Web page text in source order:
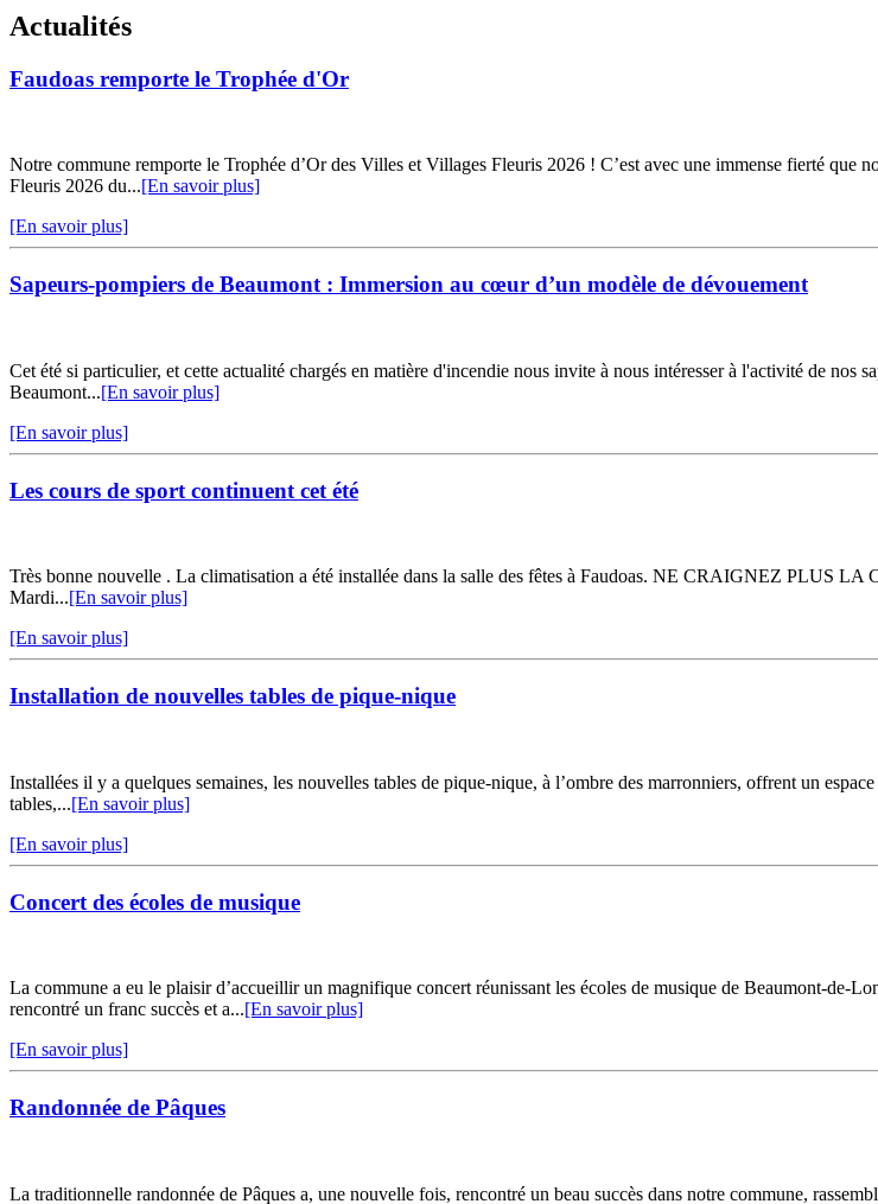
Actualités
Faudoas remporte le Trophée d'Or
Notre commune remporte le Trophée d’Or des Villes et Villages Fleuris 2026 ! C’est avec une immense fierté que
Fleuris 2026 du...[En savoir plus]
[En savoir plus]
Sapeurs-pompiers de Beaumont : Immersion au cœur d’un modèle de dévouement
Cet été si particulier, et cette actualité chargés en matière d'incendie nous invite à nous intéresser à l'activité de nos
Beaumont...[En savoir plus]
[En savoir plus]
Les cours de sport continuent cet été
Très bonne nouvelle . La climatisation a été installée dans la salle des fêtes à Faudoas. NE CRAIGNEZ PLUS
Mardi...[En savoir plus]
[En savoir plus]
Installation de nouvelles tables de pique-nique
Installées il y a quelques semaines, les nouvelles tables de pique-nique, à l’ombre des marronniers, offrent un
tables,...[En savoir plus]
[En savoir plus]
Concert des écoles de musique
La commune a eu le plaisir d’accueillir un magnifique concert réunissant les écoles de musique de Beaumont-de-
rencontré un franc succès et a...[En savoir plus]
[En savoir plus]
Randonnée de Pâques
La traditionnelle randonnée de Pâques a, une nouvelle fois, rencontré un beau succès dans notre commune,